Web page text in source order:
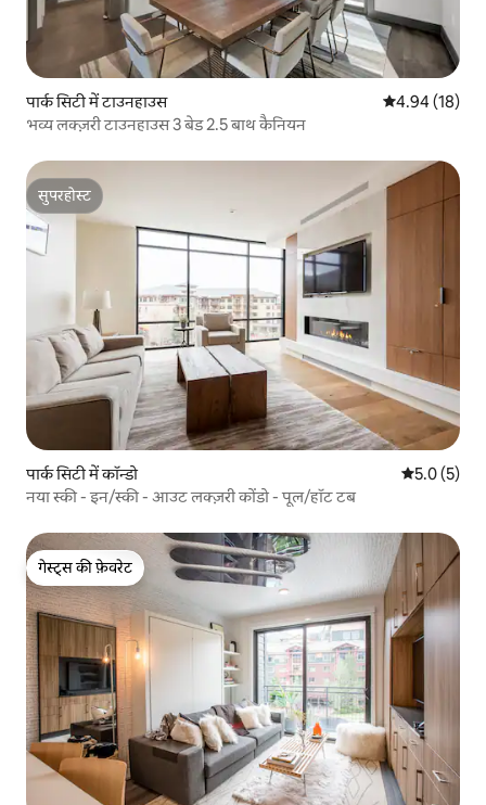
पार्क सिटी में टाउनहाउस औसत रेटिंग 5 में
4.94 (18)
भव्य लक्ज़री टाउनहाउस 3 बेड 2.5 बाथ कैनियन
सुपरहोस्ट
सुपरहोस्ट
पार्क सिटी में कॉन्डो औसत रेटिंग 5
5.0 (5)
नया स्की - इन/स्की - आउट लक्ज़री कोंडो - पूल/हॉट टब
गेस्ट्स की फ़ेवरेट
गेस्ट्स की फ़ेवरेट